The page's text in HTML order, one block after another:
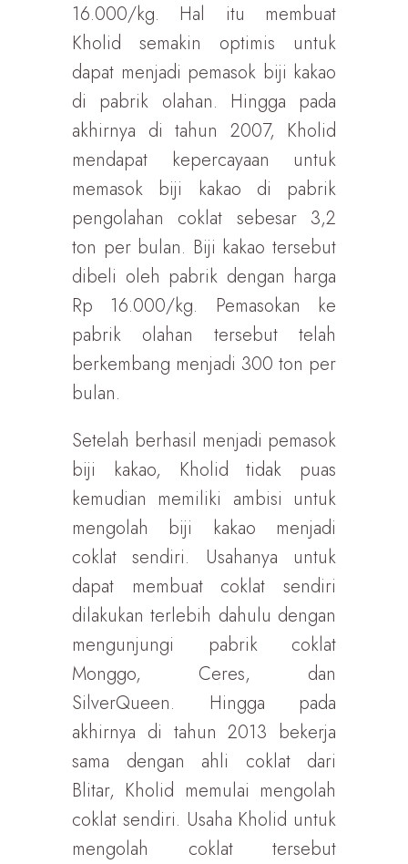
16.000/kg. Hal itu membuat
Kholid semakin optimis untuk
dapat menjadi pemasok biji kakao
di pabrik olahan. Hingga pada
akhirnya di tahun 2007, Kholid
mendapat kepercayaan untuk
memasok biji kakao di pabrik
pengolahan coklat sebesar 3,2
ton per bulan. Biji kakao tersebut
dibeli oleh pabrik dengan harga
Rp 16.000/kg. Pemasokan ke
pabrik olahan tersebut telah
berkembang menjadi 300 ton per
bulan.
Setelah berhasil menjadi pemasok
biji kakao, Kholid tidak puas
kemudian memiliki ambisi untuk
mengolah biji kakao menjadi
coklat sendiri. Usahanya untuk
dapat membuat coklat sendiri
dilakukan terlebih dahulu dengan
mengunjungi pabrik coklat
Monggo, Ceres, dan
SilverQueen. Hingga pada
akhirnya di tahun 2013 bekerja
sama dengan ahli coklat dari
Blitar, Kholid memulai mengolah
coklat sendiri. Usaha Kholid untuk
mengolah coklat tersebut